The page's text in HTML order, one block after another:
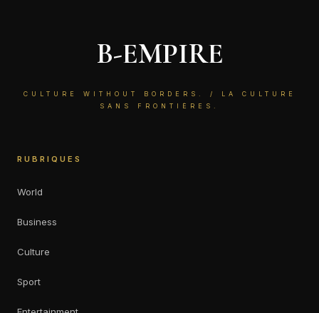
B-EMPIRE
CULTURE WITHOUT BORDERS. / LA CULTURE
SANS FRONTIÈRES.
RUBRIQUES
World
Business
Culture
Sport